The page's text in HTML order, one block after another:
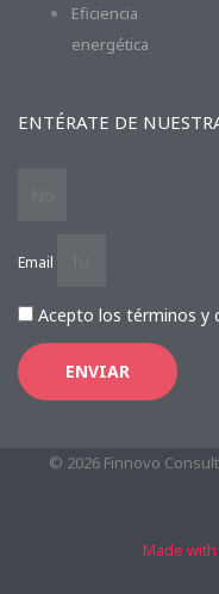
Eficiencia
energética
ENTÉRATE DE
Email
Acepto los términos y
ENVIAR
© 2026 Finnovo
Made